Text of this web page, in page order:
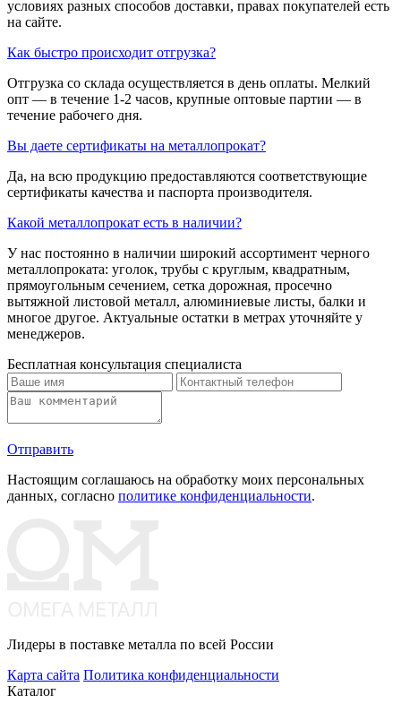
условиях разных способов доставки, правах покупателей есть
на сайте.
Как быстро происходит отгрузка?
Отгрузка со склада осуществляется в день оплаты. Мелкий
опт — в течение 1-2 часов, крупные оптовые партии — в
течение рабочего дня.
Вы даете сертификаты на металлопрокат?
Да, на всю продукцию предоставляются соответствующие
сертификаты качества и паспорта производителя.
Какой металлопрокат есть в наличии?
У нас постоянно в наличии широкий ассортимент черного
металлопроката: уголок, трубы с круглым, квадратным,
прямоугольным сечением, сетка дорожная, просечно
вытяжной листовой металл, алюминиевые листы, балки и
многое другое. Актуальные остатки в метрах уточняйте у
менеджеров.
Бесплатная консультация специалиста
Отправить
Настоящим соглашаюсь на обработку моих персональных
данных, согласно политике конфиденциальности.
Лидеры в поставке металла по всей России
Карта сайта Политика конфиденциальности
Каталог